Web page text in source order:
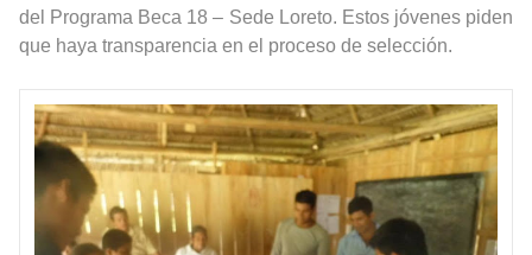
del Programa Beca 18 – Sede Loreto. Estos jóvenes piden
que haya transparencia en el proceso de selección.